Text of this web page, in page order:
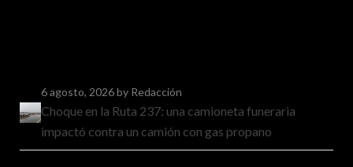
6 agosto, 2026by Redacción
Choque en la Ruta 237: una camioneta funeraria
impactó contra un camión con gas propano